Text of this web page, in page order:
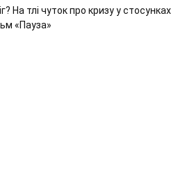
На тлі чуток про кризу у стосунках
«Пауза»